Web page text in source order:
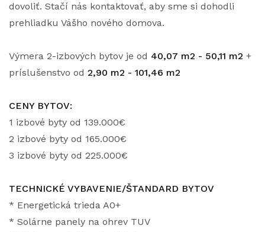
dovoliť. Stačí nás kontaktovať, aby sme si dohodli
prehliadku Vášho nového domova.
Výmera 2-izbových bytov je od 40,07 m2 - 50,11 m2 +
príslušenstvo od 2,90 m2 - 101,46 m2
CENY BYTOV:
1 izbové byty od 139.000€
2 izbové byty od 165.000€
3 izbové byty od 225.000€
TECHNICKÉ VYBAVENIE/ŠTANDARD BYTOV
* Energetická trieda A0+
* Solárne panely na ohrev TUV